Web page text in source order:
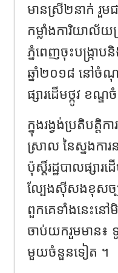
មានស្រី២នាក់ រួម
កម្លាំងការិយាល័យ
ភ្នំពេញចុះបង្ក្រា
ឆ្នាំ២០១៨ នៅចំណុ
ផ្សារដើមថ្កូវ ខណ្
ក្នុងរង្វង់ប្រតិបត្
ស្រាល នៃស្នងកា
ប៉ុស្ដិ៍រដ្ឋបាលផ្សារ
ល្បែងសុីសងខុសច្ប
ពួកគេទាំងនេះនៅ
ចាប់យករួមមាន៖
មួយចំនួនទៀត ។